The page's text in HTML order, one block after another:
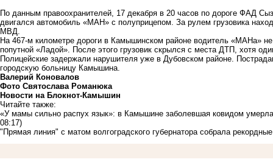
По данным правоохранителей, 17 декабря в 20 часов по дороге ФАД
двигался автомобиль «МАН» с полуприцепом. За рулем грузовика
МВД.
На 467-м километре дороги в Камышинском районе водитель «МАНа»
попутной «Ладой». После этого грузовик скрылся с места ДТП, хотя
Полицейские задержали нарушителя уже в Дубовском районе.
городскую больницу Камышина.
Валерий Коновалов
Фото Святослава Романюка
Новости на Блoкнoт-Камышин
Читайте также:
«У мамы сильно распух язык»: в Камышине заболевшая ковидом умерла
08:17)
"Прямая линия" с матом волгоградского губернатора собрала